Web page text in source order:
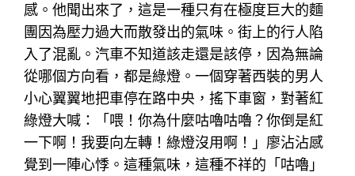
感。他聞出來了，這是一種只有在極度巨大的麵
團因為壓力過大而散發出的氣味。街上的行人陷
入了混亂。汽車不知道該走還是該停，因為無論
從哪個方向看，都是綠燈。一個穿著西裝的男人
小心翼翼地把車停在路中央，搖下車窗，對著紅
綠燈大喊：「喂！你為什麼咕嚕咕嚕？你倒是紅
一下啊！我要向左轉！綠燈沒用啊！」廖沾沾感
覺到一陣心悸。這種氣味，這種不祥的「咕嚕」